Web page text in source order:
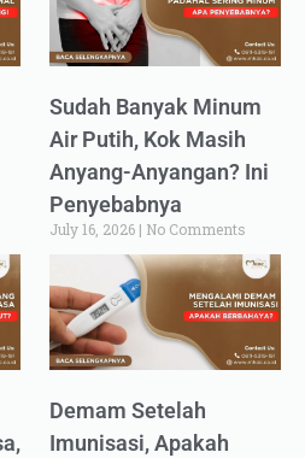
Sudah Banyak Minum
Air Putih, Kok Masih
Anyang-Anyangan? Ini
Penyebabnya
July 16, 2026 No Comments
Demam Setelah
Imunisasi, Apakah